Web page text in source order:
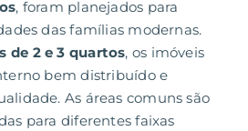
, foram planejados para
das famílias modernas.
de 2 e 3 quartos, os imóveis
bem distribuído e
As áreas comuns são
para diferentes faixas